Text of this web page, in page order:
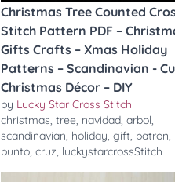
Christmas Tree Counted
Stitch Pattern PDF –
Gifts Crafts – Xmas Holiday
Patterns – Scandinavian -
Christmas Décor – DIY
by Lucky Star Cross Stitch
christmas,tree, navidad,arbol,
scandinavian, holiday,gift, patron,
punto,cruz, luckystarcrossStitch